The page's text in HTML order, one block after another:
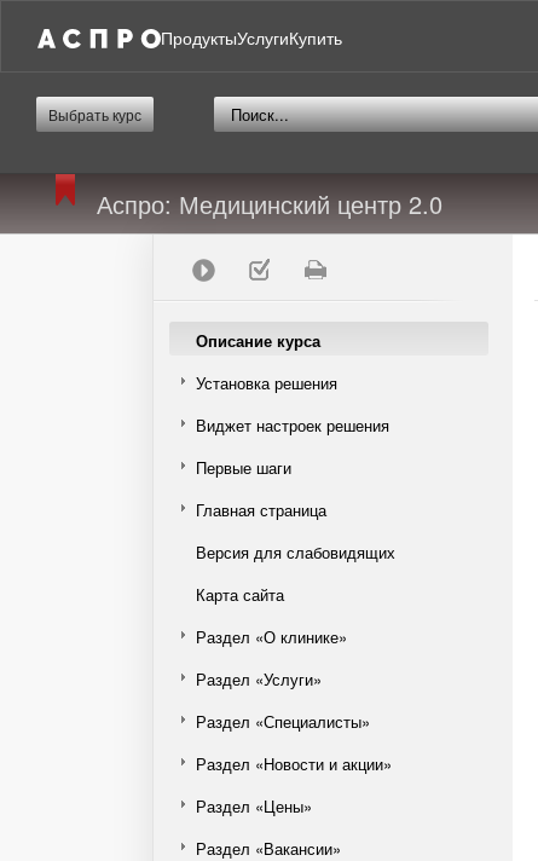
ПродуктыУслугиКупить
Выбрать курс
Аспро: Медицинский центр 2.0
Описание курса
Установка решения
Виджет настроек решения
Первые шаги
Главная страница
Версия для слабовидящих
Карта сайта
Раздел «О клинике»
Раздел «Услуги»
Раздел «Специалисты»
Раздел «Новости и акции»
Раздел «Цены»
Раздел «Вакансии»